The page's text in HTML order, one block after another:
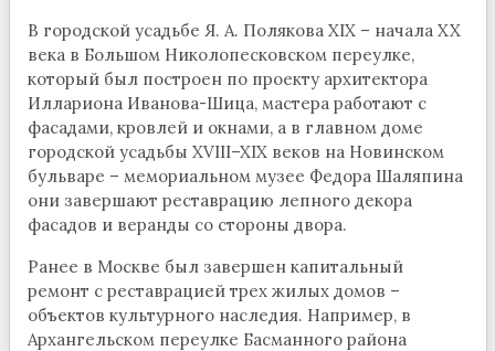
В городской усадьбе Я. А. Полякова XIX – начала XX
века в Большом Николопесковском переулке,
который был построен по проекту архитектора
Иллариона Иванова-Шица, мастера работают с
фасадами, кровлей и окнами, а в главном доме
городской усадьбы XVIII–XIX веков на Новинском
бульваре – мемориальном музее Федора Шаляпина
они завершают реставрацию лепного декора
фасадов и веранды со стороны двора.
Ранее в Москве был завершен капитальный
ремонт с реставрацией трех жилых домов –
объектов культурного наследия. Например, в
Архангельском переулке Басманного района